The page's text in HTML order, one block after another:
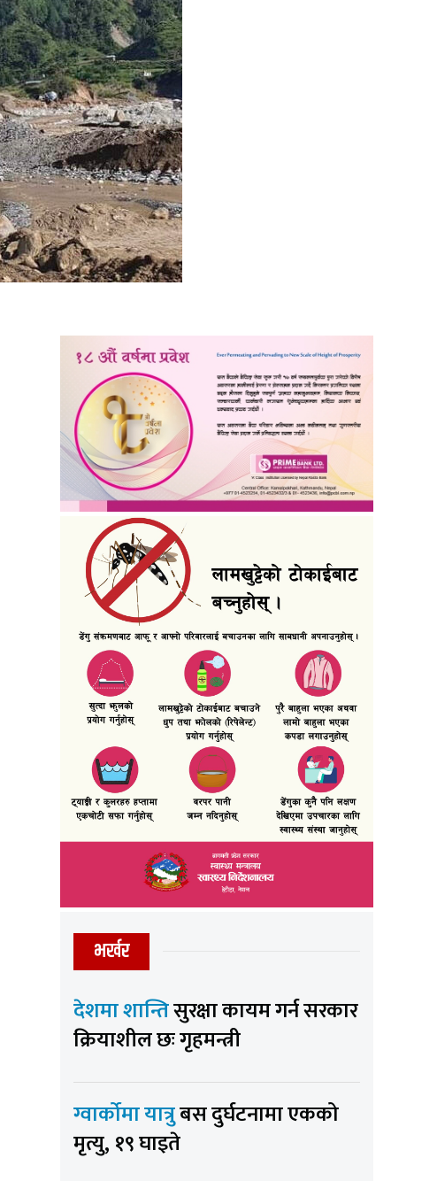
भर्खर
देशमा शान्तिसुरक्षा कायम गर्न सरकार
क्रियाशील छः गृहमन्त्री
ग्वार्कोमा यात्रुबस दुर्घटनामा एकको
मृत्यु, १९ घाइते